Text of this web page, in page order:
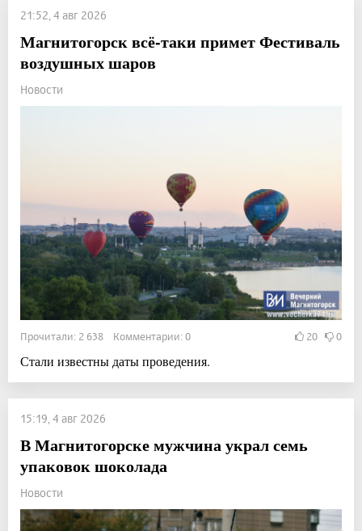
21:52, 4 авг 2026
Магнитогорск всё-таки примет Фестиваль
воздушных шаров
Новости
Прочитали: 2 638 Комментарии: 0 20 0
Стали известны даты проведения.
15:19, 4 авг 2026
В Магнитогорске мужчина украл семь
упаковок шоколада
Новости